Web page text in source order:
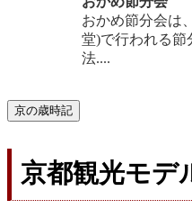
おかめ節分会は
堂)で行われる節
法....
京の歳時記
京都観光モデ